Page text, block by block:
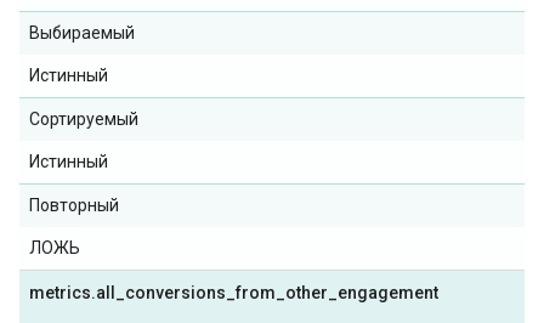
Выбираемый
Истинный
Сортируемый
Истинный
Повторный
ЛОЖЬ
metrics.all conversions _from other engagement